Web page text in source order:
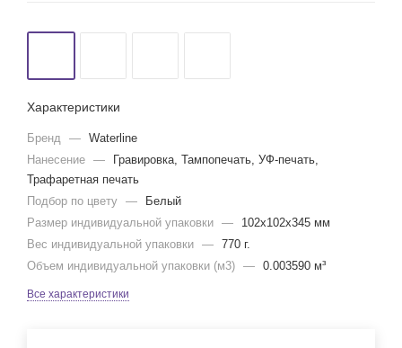
Характеристики
Бренд — Waterline
Нанесение —
Гравировка, Тампопечать, УФ-печать,
Трафаретная печать
Подбор по цвету —
Белый
Размер индивидуальной упаковки —
102x102x345 мм
Вес индивидуальной упаковки — 770 г.
Объем индивидуальной упаковки (м3) — 0.003590 м³
Все характеристики